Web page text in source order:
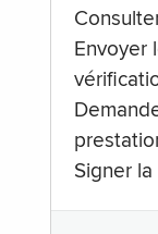
Envoyer
Signer